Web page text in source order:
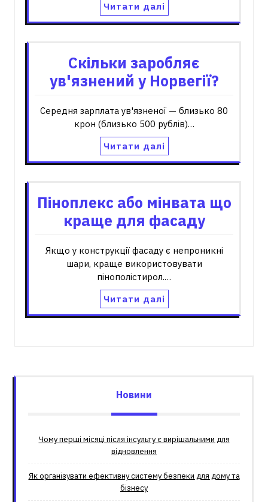
Читати далі
Скільки заробляє
ув'язнений у Норвегії?
Середня зарплата ув'язненої — близько 80
крон (близько 500 рублів)…
Читати далі
Піноплекс або мінвата що
краще для фасаду
Якщо у конструкції фасаду є непроникні
шари, краще використовувати
пінополістирол.…
Читати далі
Новини
Чому перші місяці після інсульту є вирішальними для
відновлення
Як організувати ефективну систему безпеки для дому та
бізнесу